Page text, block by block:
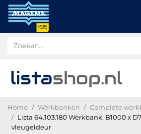
listashop.nl
Home Werkbanken
Complete
Lista 64.103.180 Werkbank, B1000 x
vleugeldeur